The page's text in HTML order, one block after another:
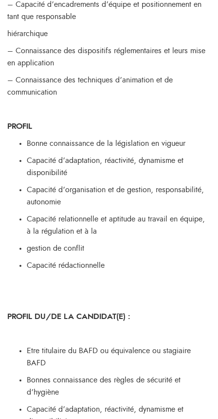
– Capacité d’encadrements d’équipe et positionnement en
tant que responsable
hiérarchique
– Connaissance des dispositifs réglementaires et leurs mise
en application
– Connaissance des techniques d’animation et de
communication
PROFIL
Bonne connaissance de la législation en vigueur
Capacité d’adaptation, réactivité, dynamisme et
disponibilité
Capacité d’organisation et de gestion, responsabilité,
autonomie
Capacité relationnelle et aptitude au travail en équipe,
à la régulation et à la
gestion de conflit
Capacité rédactionnelle
PROFIL DU/DE LA CANDIDAT(E) :
Etre titulaire du BAFD ou équivalence ou stagiaire
BAFD
Bonnes connaissance des règles de sécurité et
d’hygiène
Capacité d’adaptation, réactivité, dynamisme et